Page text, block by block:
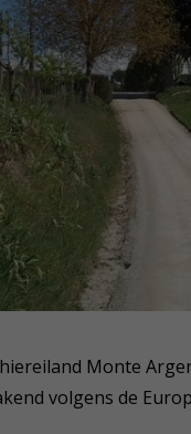
Monte
volgens de